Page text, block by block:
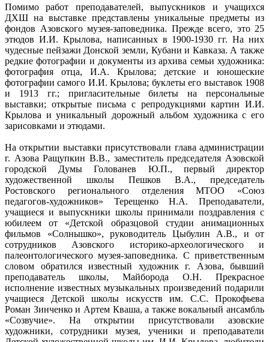
Помимо работ преподавателей, выпускников и учащихся
ДХШ на выставке представлены уникальные предметы из
фондов Азовского музея-заповедника. Прежде всего, это 25
этюдов И.И. Крылова, написанных в 1900-1930 гг. На них
чудесные пейзажи Донской земли, Кубани и Кавказа. А также
редкие фотографии и документы из архива семьи художника:
фотография отца, И.А. Крылова; детские и юношеские
фотографии самого И.И. Крылова; буклеты его выставок 1908
и 1913 гг.; пригласительные билеты на персональные
выставки; открытые письма с репродукциями картин И.И.
Крылова и уникальный дорожный альбом художника с его
зарисовками и этюдами.
На открытии выставки присутствовали глава администрации
г. Азова Ращупкин В.В., заместитель председателя Азовской
городской Думы Голованев Ю.П., первый директор
художественной школы Пешков В.А., председатель
Ростовского регионального отделения МТОО «Союз
педагогов-художников» Терещенко Н.А. Преподаватели,
учащиеся и выпускники школы принимали поздравления с
юбилеем от «Детской образцовой студии анимационных
фильмов «Солнышко», руководитель Цыбулин А.В., и от
сотрудников Азовского историко-археологического и
палеонтологического музея-заповедника. С приветственным
словом обратился известный художник г. Азова, бывший
преподаватель школы, Майборода О.Н. Прекрасное
исполнение известных музыкальных произведений подарили
учащиеся Детской школы искусств им. С.С. Прокофьева
Роман Зинченко и Артем Кваша, а также вокальный ансамбль
«Созвучие». На открытии присутствовали азовские
художники, сотрудники музея, ученики и преподаватели